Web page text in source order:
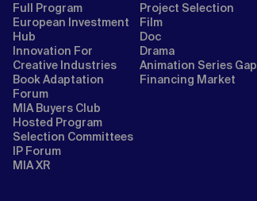
Full Program
European Investment
Hub
Innovation For
Creative Industries
Book Adaptation
Forum
MIA Buyers Club
Hosted Program
Selection Committees
IP Forum
MIA XR
Project Selection
Film
Doc
Drama
Animation Series Gap
Financing Market